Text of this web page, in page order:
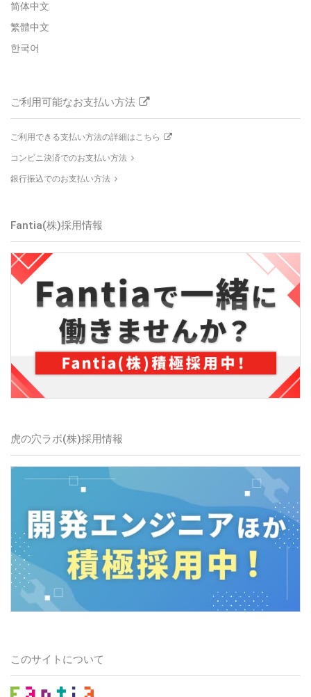
简体中文
繁體中文
한국어
ご利用可能なお支払い方法
ご利用できる支払い方法の詳細はこちら
コンビニ決済でのお支払い方法
銀行振込でのお支払い方法
Fantia(株)採用情報
虎の穴ラボ(株)採用情報
このサイトについて